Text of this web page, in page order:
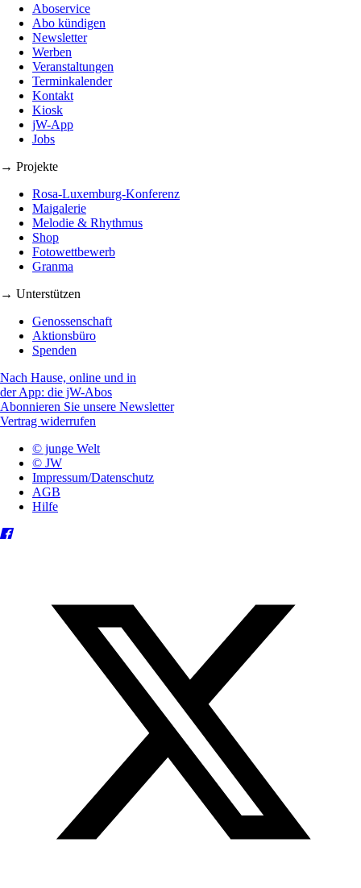
Aboservice
Abo kündigen
Newsletter
Werben
Veranstaltungen
Terminkalender
Kontakt
Kiosk
jW-App
Jobs
→ Projekte
Rosa-Luxemburg-Konferenz
Maigalerie
Melodie & Rhythmus
Shop
Fotowettbewerb
Granma
→ Unterstützen
Genossenschaft
Aktionsbüro
Spenden
Nach Hause, online und in
der App: die jW-Abos
Abonnieren Sie unsere Newsletter
Vertrag widerrufen
© junge Welt
© JW
Impressum/Datenschutz
AGB
Hilfe